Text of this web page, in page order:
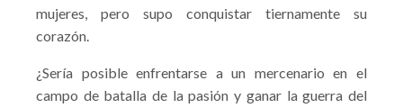
mujeres, pero supo conquistar tiernamente su
corazón.
¿Sería posible enfrentarse a un mercenario en el
campo de batalla de la pasión y ganar la guerra del